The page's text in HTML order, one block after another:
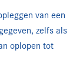
van een
zelfs als
oplopen tot